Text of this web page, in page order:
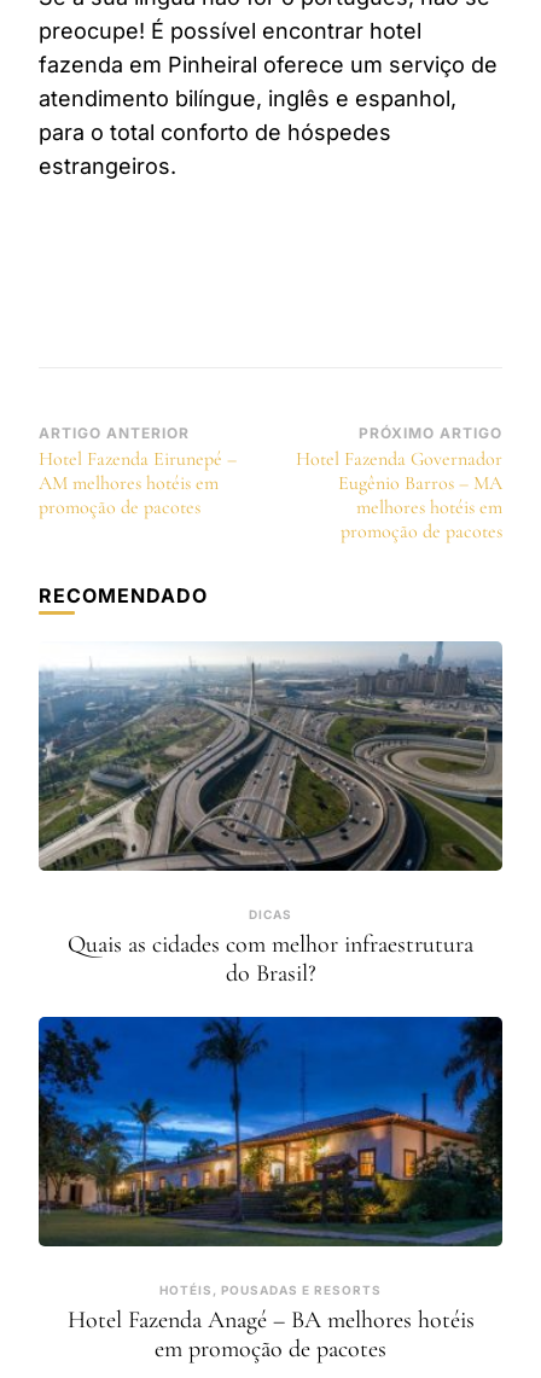
preocupe! É possível encontrar hotel
fazenda em Pinheiral oferece um serviço de
atendimento bilíngue, inglês e espanhol,
para o total conforto de hóspedes
estrangeiros.
Navegação
de
post
ARTIGO ANTERIOR
Hotel Fazenda Eirunepé –
AM melhores hotéis em
promoção de pacotes
PRÓXIMO ARTIGO
Hotel Fazenda Governador
Eugênio Barros – MA
melhores hotéis em
promoção de pacotes
RECOMENDADO
DICAS
Quais as cidades com melhor infraestrutura
do Brasil?
HOTÉIS, POUSADAS E RESORTS
Hotel Fazenda Anagé – BA melhores hotéis
em promoção de pacotes